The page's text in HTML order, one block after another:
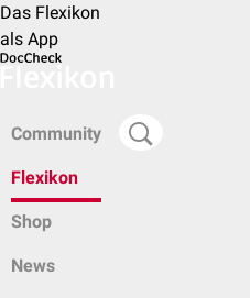
Das Flexikon
als App
Community
Flexikon
Shop
News